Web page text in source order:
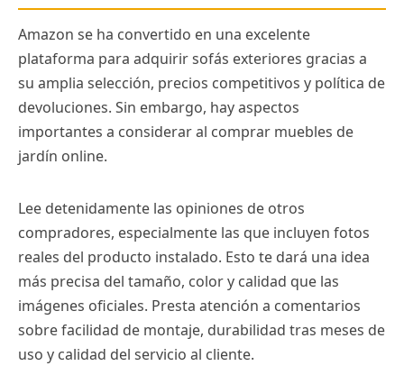
Amazon se ha convertido en una excelente
plataforma para adquirir sofás exteriores gracias a
su amplia selección, precios competitivos y política de
devoluciones. Sin embargo, hay aspectos
importantes a considerar al comprar muebles de
jardín online.
Lee detenidamente las opiniones de otros
compradores, especialmente las que incluyen fotos
reales del producto instalado. Esto te dará una idea
más precisa del tamaño, color y calidad que las
imágenes oficiales. Presta atención a comentarios
sobre facilidad de montaje, durabilidad tras meses de
uso y calidad del servicio al cliente.